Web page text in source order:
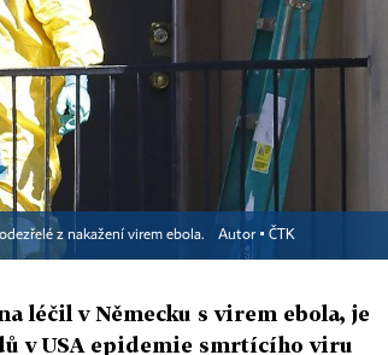
z nakažení virem ebola. Autor ▪ ČTK
léčil v Německu s virem ebola, je
v USA epidemie smrtícího viru